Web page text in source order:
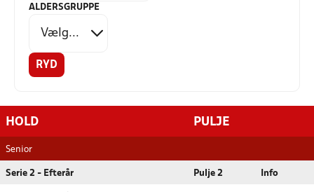
ALDERSGRUPPE
RYD
HOLD PULJE
Senior
Serie 2 - Efterår Pulje 2 Info